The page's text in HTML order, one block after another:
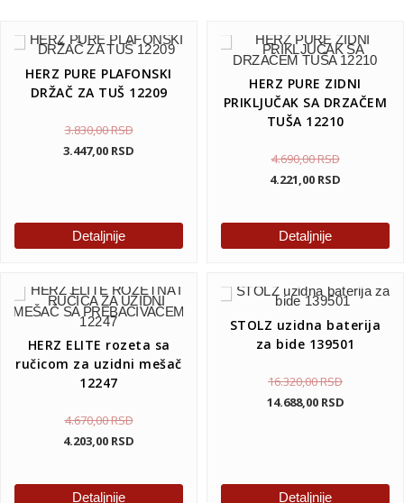
HERZ PURE PLAFONSKI
DRŽAČ ZA TUŠ 12209
3.830,00RSD
3.447,00 RSD
Detaljnije
HERZ PURE ZIDNI
PRIKLJUČAK SA DRZAČEM
TUŠA 12210
4.690,00RSD
4.221,00 RSD
Detaljnije
HERZ ELITE rozeta sa
ručicom za uzidni mešač
12247
4.670,00RSD
4.203,00 RSD
Detaljnije
STOLZ uzidna baterija
za bide 139501
16.320,00RSD
14.688,00 RSD
Detaljnije